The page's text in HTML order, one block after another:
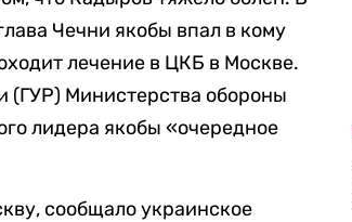
Чечни якобы впал в кому
лечение в ЦКБ в Москве.
(ГУР) Министерства обороны
лидера якобы «очередное
сообщало украинское